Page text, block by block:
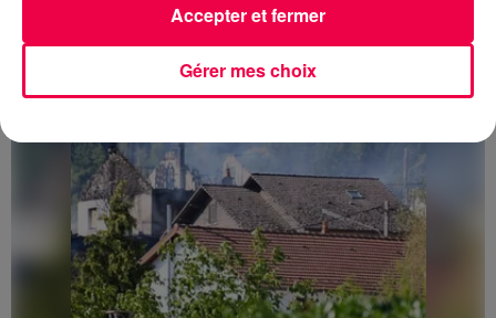
Gérer mes choix
Accepter et fermer